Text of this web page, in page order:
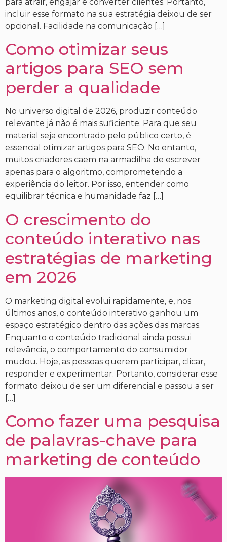
incluir esse formato na sua estratégia deixou de ser
opcional. Facilidade na comunicação […]
Como otimizar seus
artigos para SEO sem
perder a qualidade
No universo digital de 2026, produzir conteúdo
relevante já não é mais suficiente. Para que seu
material seja encontrado pelo público certo, é
essencial otimizar artigos para SEO. No entanto,
muitos criadores caem na armadilha de escrever
apenas para o algoritmo, comprometendo a
experiência do leitor. Por isso, entender como
equilibrar técnica e humanidade faz […]
O crescimento do
conteúdo interativo nas
estratégias de marketing
em 2026
O marketing digital evolui rapidamente, e, nos
últimos anos, o conteúdo interativo ganhou um
espaço estratégico dentro das ações das marcas.
Enquanto o conteúdo tradicional ainda possui
relevância, o comportamento do consumidor
mudou. Hoje, as pessoas querem participar, clicar,
responder e experimentar. Portanto, considerar esse
formato deixou de ser um diferencial e passou a ser
[…]
Como fazer uma pesquisa
de palavras-chave para
marketing de conteúdo